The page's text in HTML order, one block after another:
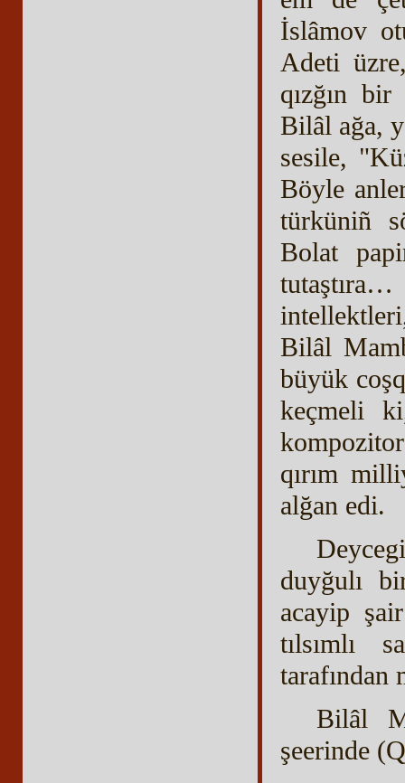
İslâmov
Adeti
qızğın
Bilâl ağa,
sesile,
Böyle
türküniñ
Bolat
Bilâl
büyük
keçmeli
qırım
alğan edi.
duyğulı
acayip
tılsımlı
tarafından
Bilâl
şeerinde